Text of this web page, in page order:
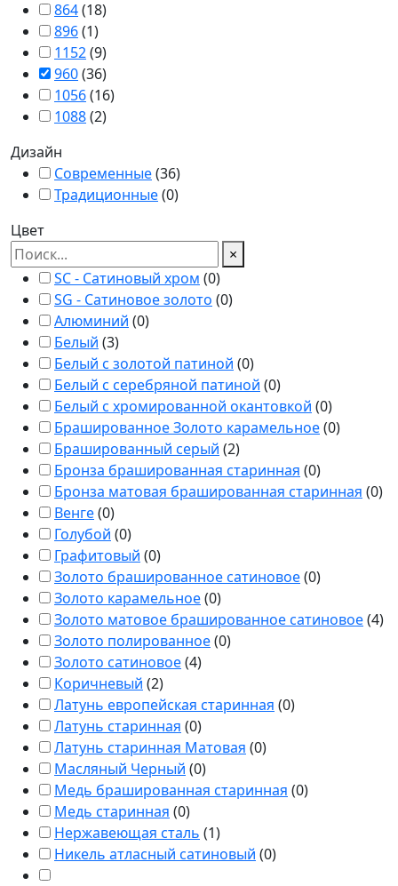
864(18)
896(1)
1152(9)
960(36)
1056(16)
1088(2)
Дизайн
Современные(36)
Традиционные(0)
Цвет
×
SC - Сатиновый хром (0)
SG - Сатиновое золото (0)
Алюминий (0)
Белый (3)
Белый с золотой патиной (0)
Белый с серебряной патиной (0)
Белый с хромированной окантовкой (0)
Брашированное Золото карамельное(0)
Брашированный серый (2)
Бронза брашированная старинная (0)
Бронза матовая брашированная старинная (0)
Венге(0)
Голубой (0)
Графитовый (0)
Золото брашированное сатиновое(0)
Золото карамельное(0)
Золото матовое брашированное сатиновое(4)
Золото полированное(0)
Золото сатиновое(4)
Коричневый (2)
Латунь европейская старинная (0)
Латунь старинная (0)
Латунь старинная Матовая (0)
Масляный Черный (0)
Медь брашированная старинная (0)
Медь старинная (0)
Нержавеющая сталь (1)
Никель атласный сатиновый (0)